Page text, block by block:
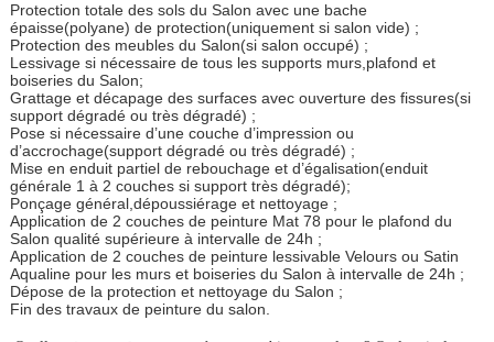
Protection totale des sols du Salon avec une bache
épaisse(polyane) de protection(uniquement si salon vide) ;
Protection des meubles du Salon(si salon occupé) ;
Lessivage si nécessaire de tous les supports murs,plafond et
boiseries du Salon;
Grattage et décapage des surfaces avec ouverture des fissures(si
support dégradé ou très dégradé) ;
Pose si nécessaire d’une couche d’impression ou
d’accrochage(support dégradé ou très dégradé) ;
Mise en enduit partiel de rebouchage et d’égalisation(enduit
générale 1 à 2 couches si support très dégradé);
Ponçage général,dépoussiérage et nettoyage ;
Application de 2 couches de peinture Mat 78 pour le plafond du
Salon qualité supérieure à intervalle de 24h ;
Application de 2 couches de peinture lessivable Velours ou Satin
Aqualine pour les murs et boiseries du Salon à intervalle de 24h ;
Dépose de la protection et nettoyage du Salon ;
Fin des travaux de peinture du salon.